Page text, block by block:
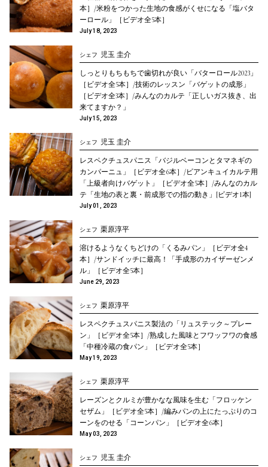
本］/米粉をつかった生地の食感がくせになる「塩バタ
ーロール」［ビデオ全5本］
July 18, 2023
シェフ 児玉 圭介
しっとりもちもちで歯切れが良い「バターロール2023」
［ビデオ全5本］/技術のレッスン「バゲットの成形」
［ビデオ全3本］/みんなのカルテ「正しいガス抜き、出
来てますか？」
July 15, 2023
シェフ 児玉 圭介
レスペクチュスパニス「バジルベーコンとタマネギの
カンパーニュ」［ビデオ全6本］/ビアンキュイカルテ用
「上級者向けバゲット」［ビデオ全5本］/みんなのカル
テ「生地の表と裏・前成形での指の動き」[ビデオ1本]
July 01, 2023
シェフ 栗原淳平
溶けるようなくちどけの「くるみパン」［ビデオ全4
本］/サンドイッチに最高！「手成形のカイザーゼンメ
ル」［ビデオ全5本］
June 29, 2023
シェフ 栗原淳平
レスペクチュスパニス製法の「リュステック～プレー
ン」［ビデオ全5本］/熟成した風味とフワッフワの食感
「中種冷蔵の食パン」［ビデオ全5本］
May 19, 2023
シェフ 栗原淳平
レーズンとクルミが豊かなな風味を生む「フロッケン
セザム」［ビデオ全5本］/編みパンの上にたっぷりのコ
ーンをのせる「コーンパン」［ビデオ全6本］
May 03, 2023
シェフ 児玉 圭介